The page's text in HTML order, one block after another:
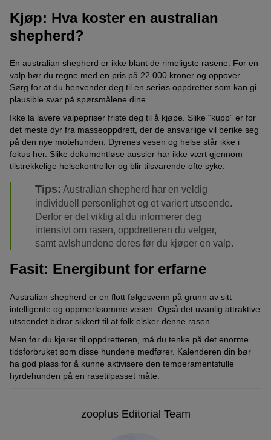
Cynologique Internationale) australian shepherd som en
selvstendig hunderase. FCI fører aussien med
standardnummeret 342 i gruppe 1 av hyrde- og gjeterhundene
Kjøp: Hva koster en australian
shepherd?
En australian shepherd er ikke blant de rimeligste rasene: For en
valp bør du regne med en pris på 22 000 kroner og oppover.
Sørg for at du henvender deg til en seriøs oppdretter som kan gi
plausible svar på spørsmålene dine.
Ikke la lavere valpepriser friste deg til å kjøpe. Slike “kupp” er for
det meste dyr fra masseoppdrett, der de ansvarlige vil berike seg
på den nye motehunden. Dyrenes vesen og helse står ikke i
fokus her. Slike dokumentløse aussier har ikke vært gjennom
tilstrekkelige helsekontroller og blir tilsvarende ofte syke.
Tips: Australian shepherd har en veldig
individuell personlighet og et variert utseende.
Derfor er det viktig at du informerer deg
intensivt om rasen, oppdretteren du velger,
samt avlshundene deres før du kjøper en valp.
Fasit: Energibunt for erfarne
Australian shepherd er en flott følgesvenn på grunn av sitt
intelligente og oppmerksomme vesen. Også det uvanlig attraktive
utseendet bidrar sikkert til at folk elsker denne rasen.
Men før du kjører til oppdretteren, må du tenke på det enorme
tidsforbruket som disse hundene medfører. Kalenderen din bør
ha god plass for å kunne aktivisere den temperamentsfulle
hyrdehunden på en rasetilpasset måte.
zooplus Editorial Team